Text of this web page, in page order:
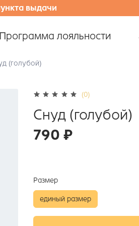
выдачи
Программа лояльности
(голубой)
(0)
Снуд (голубой)
790 ₽
Размер
единый размер